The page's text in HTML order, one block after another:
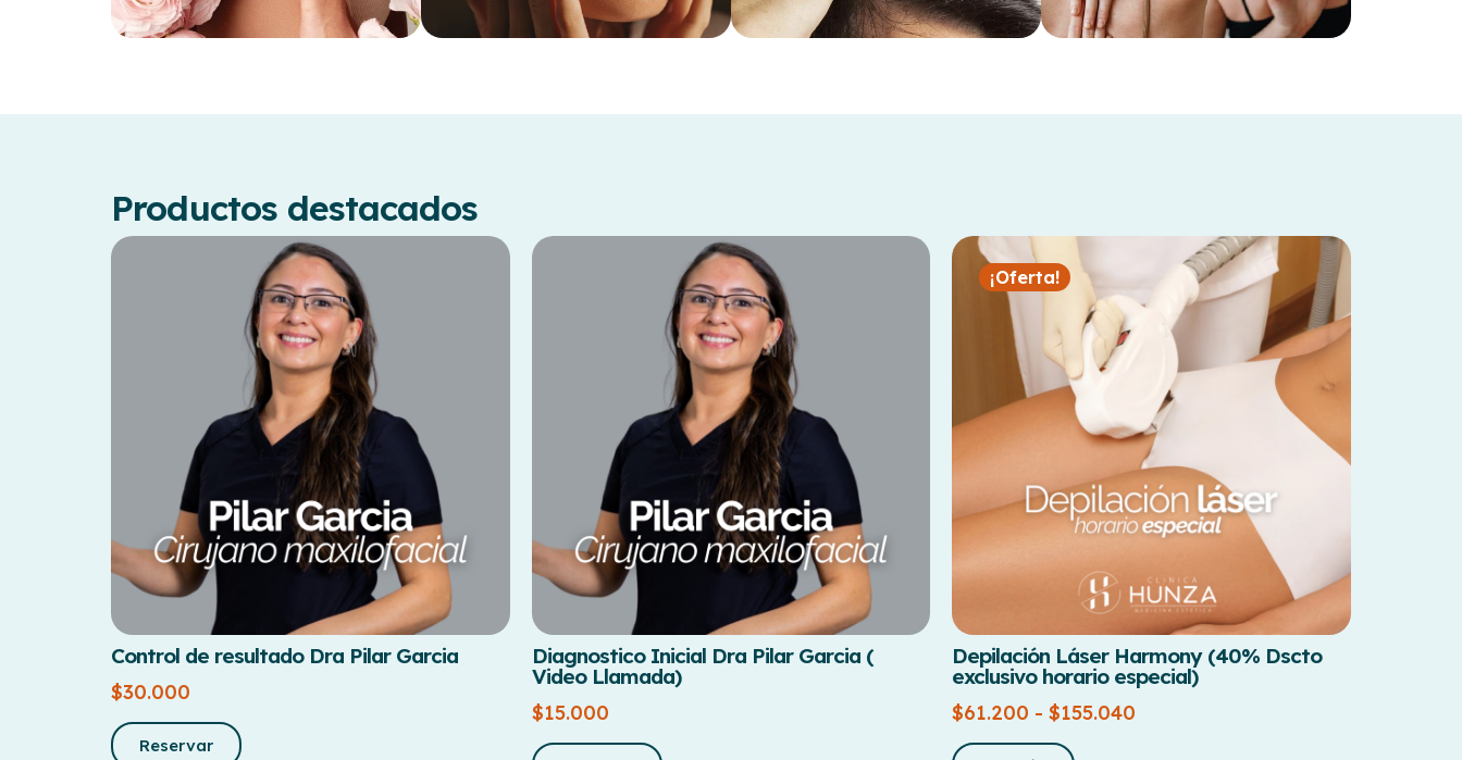
Productos destacados
Control de resultado Dra Pilar Garcia
$30.000
Reservar
Diagnostico Inicial Dra Pilar Garcia (
Video Llamada)
$15.000
¡Oferta!
Depilación Láser Harmony (40% Dscto
exclusivo horario especial)
$61.200 - $155.040